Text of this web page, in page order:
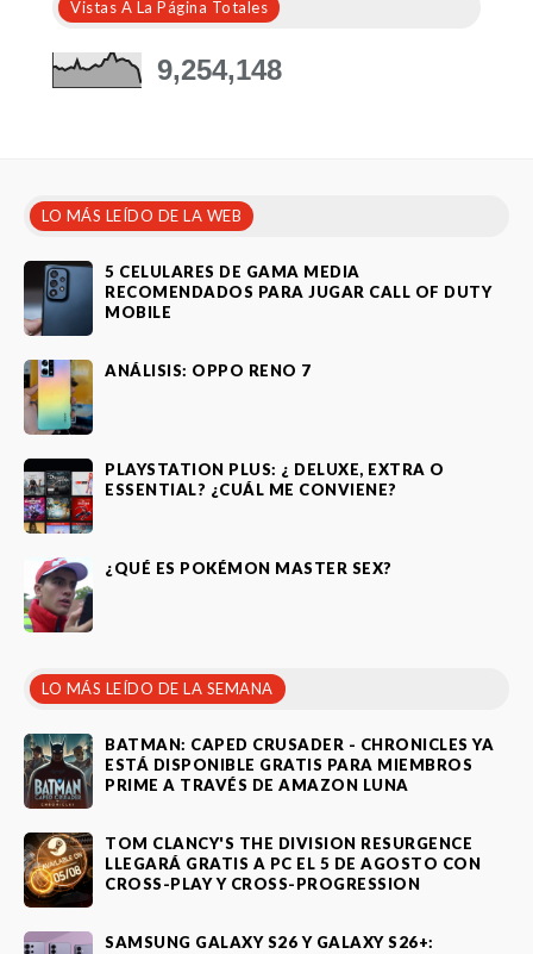
Vistas A La Página Totales
9,254,148
LO MÁS LEÍDO DE LA WEB
5 CELULARES DE GAMA MEDIA
RECOMENDADOS PARA JUGAR CALL OF DUTY
MOBILE
ANÁLISIS: OPPO RENO 7
PLAYSTATION PLUS: ¿ DELUXE, EXTRA O
ESSENTIAL? ¿CUÁL ME CONVIENE?
¿QUÉ ES POKÉMON MASTER SEX?
LO MÁS LEÍDO DE LA SEMANA
BATMAN: CAPED CRUSADER - CHRONICLES YA
ESTÁ DISPONIBLE GRATIS PARA MIEMBROS
PRIME A TRAVÉS DE AMAZON LUNA
TOM CLANCY'S THE DIVISION RESURGENCE
LLEGARÁ GRATIS A PC EL 5 DE AGOSTO CON
CROSS-PLAY Y CROSS-PROGRESSION
SAMSUNG GALAXY S26 Y GALAXY S26+: